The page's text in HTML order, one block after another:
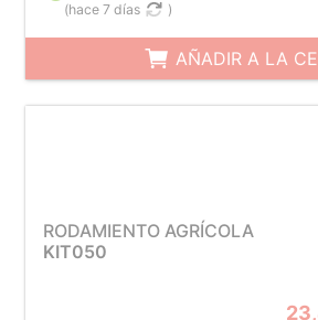
(hace 7 días )
AÑADIR A LA
RODAMIENTO AGRÍCOLA
KIT050